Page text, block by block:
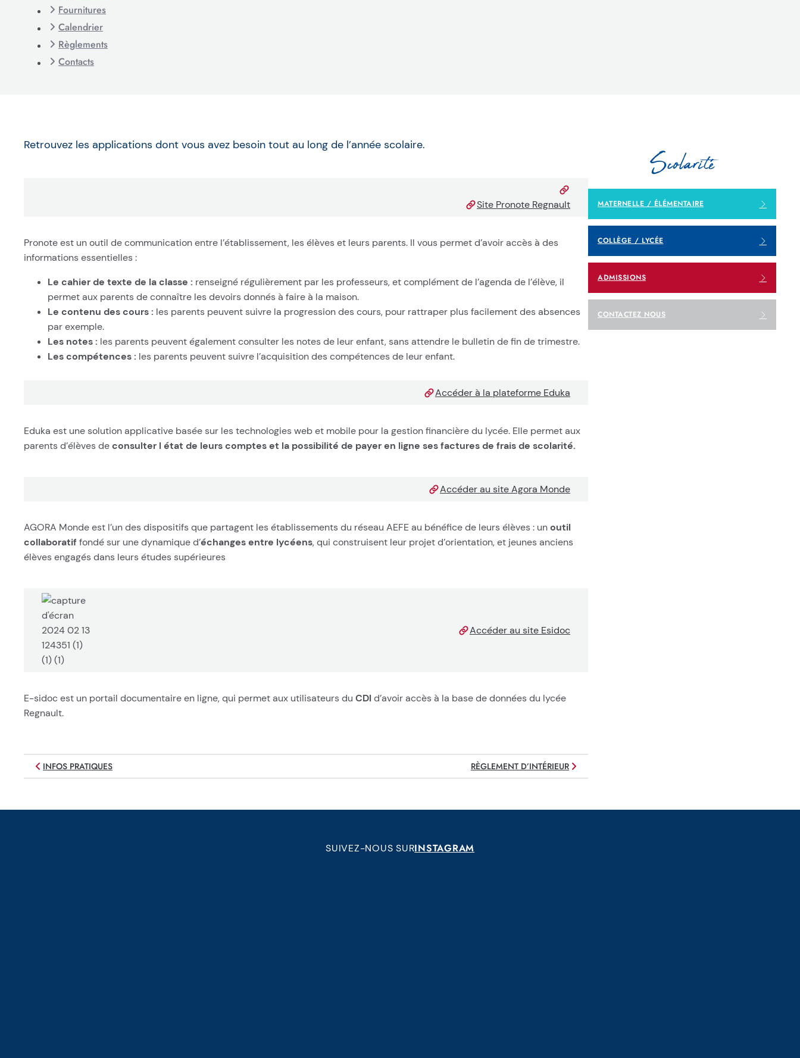
Fournitures
Calendrier
Règlements
Contacts
Retrouvez les applications dont vous avez besoin tout au long de l’année scolaire.
Site Pronote Regnault
Pronote est un outil de communication entre l’établissement, les élèves et leurs parents. Il vous permet d’avoir accès à des
informations essentielles :
Le cahier de texte de la classe : renseigné régulièrement par les professeurs, et complément de l’agenda de l’élève, il
permet aux parents de connaître les devoirs donnés à faire à la maison.
Le contenu des cours : les parents peuvent suivre la progression des cours, pour rattraper plus facilement des absences
par exemple.
Les notes : les parents peuvent également consulter les notes de leur enfant, sans attendre le bulletin de fin de trimestre.
Les compétences : les parents peuvent suivre l’acquisition des compétences de leur enfant.
Accéder à la plateforme Eduka
Eduka est une solution applicative basée sur les technologies web et mobile pour la gestion financière du lycée. Elle permet aux
parents d’élèves deconsulter l état de leurs comptes et la possibilité de payer en ligne ses factures de frais de scolarité.
Accéder au site Agora Monde
AGORA Monde est l’un des dispositifs que partagent les établissements du réseau AEFE au bénéfice de leurs élèves : unoutil
collaboratiffondé sur une dynamique d’échanges entre lycéens, qui construisent leur projet d’orientation, et jeunes anciens
élèves engagés dans leurs études supérieures
Accéder au site Esidoc
E-sidoc est un portail documentaire en ligne, qui permet aux utilisateurs du CDId’avoir accès à la base de données du lycée
Regnault.
INFOS PRATIQUES RÈGLEMENT D’INTÉRIEUR
Scolarité
MATERNELLE / ÉLÉMENTAIRE
COLLÈGE / LYCÉE
ADMISSIONS
CONTACTEZ NOUS
SUIVEZ-NOUS SURINSTAGRAM